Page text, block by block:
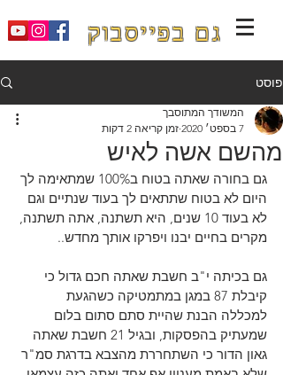
גם בפייסבוק
פוסט
מהשם אשה לאיש
המשודך המתוסבך
7 בספט׳ 2020
זמן קריאה 2 דקות
גם בחורה שאתה בטוח ב100% שמתאימה לך
היום לא בטוח שתתאים לך בעוד שנתיים וגם
לא בעוד 10 שנים, היא תשתנה, אתה תשתנה,
מקרים בחיים יבנו ויפרקו אותך מחדש..
גם בכיתה י"ב חשבת שאתה חכם גדול כי
קיבלת 87 במגן במתמטיקה כשהגעת
למכללה הבנת שהיית סתם סתום בלום
שמעתיק בהפסקות, ובגיל 21 חשבת שאתה
גאון הדור כי השתחררת מהצבא בדרגת סמ"ר